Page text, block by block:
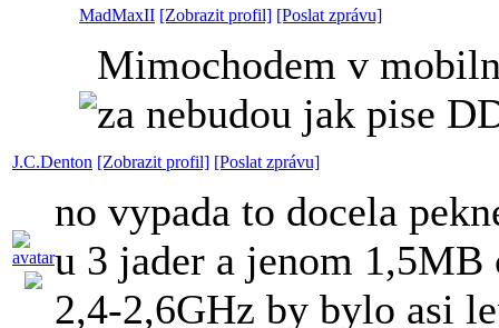
MadMaxII [Zobrazit profil] [Poslat zprávu]
Mimochodem v
za nebudou jak pise
J.C.Denton [Zobrazit profil] [Poslat zprávu]
no vypada to docela
u 3 jader a jenom
2,4-2,6GHz by bylo asi